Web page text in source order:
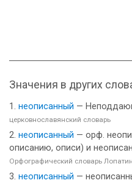
Значения в других
неописанный —
церковнославянский словарь
неописанный — орф.
описанию, описи) и
Орфографический словарь
неописанный —